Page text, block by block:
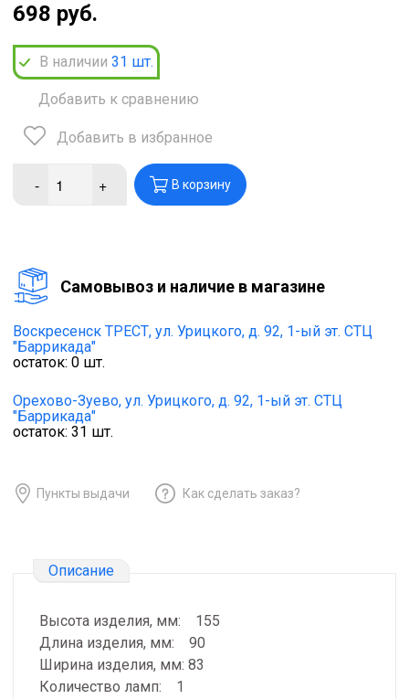
698 руб.
В наличии 31 шт.
Добавить к сравнению
Добавить в избранное
- + В корзину
Cамовывоз и наличие в магазине
Воскресенск ТРЕСТ, ул. Урицкого, д. 92, 1-ый эт. СТЦ
"Баррикада"
остаток: 0 шт.
Орехово-Зуево, ул. Урицкого, д. 92, 1-ый эт. СТЦ
"Баррикада"
остаток: 31 шт.
Пункты выдачи Как сделать заказ?
Описание
Высота изделия, мм: 155
Длина изделия, мм: 90
Ширина изделия, мм: 83
Количество ламп: 1